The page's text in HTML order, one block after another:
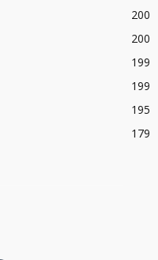
200
200
199
199
195
179